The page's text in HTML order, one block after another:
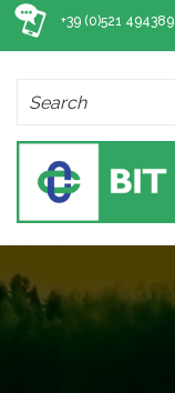
+39 (0)521 494389